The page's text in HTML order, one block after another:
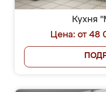
Кухня
Цена: от 48